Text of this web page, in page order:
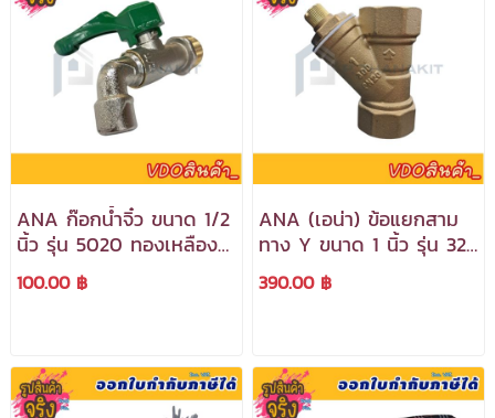
ANA ก๊อกน้ำจิ๋ว ขนาด 1/2
นิ้ว รุ่น 5020 ทองเหลือง
แท้ ***สามารถออกใบกำกับ
ภาษีได้***
100.00 ฿
ANA (เอน่า) ข้อแยกสาม
ทาง Y ขนาด 1 นิ้ว รุ่น 327
ทองเหลืองแท้ ***สามารถ
ออกใบกำกับภาษีได้***
390.00 ฿